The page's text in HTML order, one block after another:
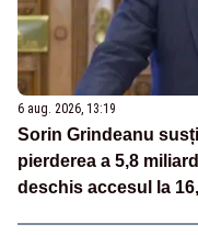
6 aug. 2026, 13:19
Sorin Grindeanu
pierderea a 5,8
deschis accesul la